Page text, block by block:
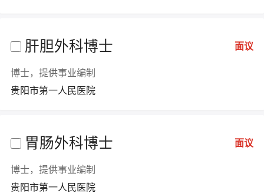
肝胆外科博士 面议
博士，提供事业编制
贵阳市第一人民医院
胃肠外科博士 面议
博士，提供事业编制
贵阳市第一人民医院